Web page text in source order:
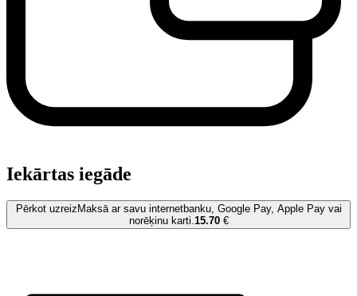
Iekārtas iegāde
Pērkot uzreiz Maksā ar savu internetbanku, Google Pay, Apple Pay vai
norēķinu karti.15.70€